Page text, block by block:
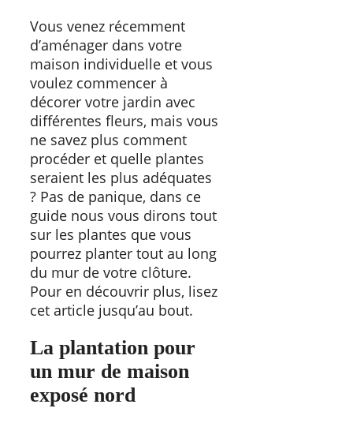
Vous venez récemment
d’aménager dans votre
maison individuelle et vous
voulez commencer à
décorer votre jardin avec
différentes fleurs, mais vous
ne savez plus comment
procéder et quelle plantes
seraient les plus adéquates
? Pas de panique, dans ce
guide nous vous dirons tout
sur les plantes que vous
pourrez planter tout au long
du mur de votre clôture.
Pour en découvrir plus, lisez
cet article jusqu’au bout.
La plantation pour
un mur de maison
exposé nord